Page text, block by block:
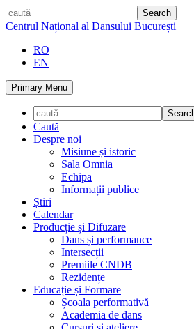
Skip
to
caută
Centrul Național al Dansului București
RO
EN
Primary Menu
Caută
Despre noi
Misiune și istoric
Sala Omnia
Echipa
Informații publice
Știri
Calendar
Producție și Difuzare
Dans și performance
Intersecții
Premiile CNDB
Rezidențe
Educație și Formare
Școala performativă
Academia de dans